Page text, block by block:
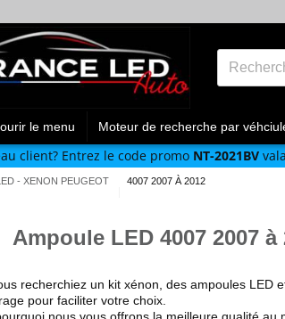
le menu Moteur de recherche par
client? Entrez le code promo NT-2021BV
- XENON PEUGEOT 4007 2007 À 2012
Ampoule LED 4007 2007 à
recherchiez un kit xénon, des ampoules LED
pour faciliter votre choix.